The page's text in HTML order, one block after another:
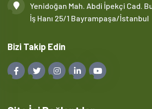
Yenidoğan Mah. Abdi İpekçi Cad.
İş Hanı 25/1 Bayrampaşa/İstanbul
Bizi Takip Edin